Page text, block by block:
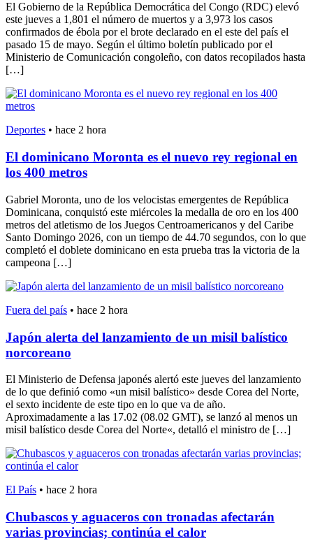
El Gobierno de la República Democrática del Congo (RDC) elevó
este jueves a 1,801 el número de muertos y a 3,973 los casos
confirmados de ébola por el brote declarado en el este del país el
pasado 15 de mayo. Según el último boletín publicado por el
Ministerio de Comunicación congoleño, con datos recopilados hasta
[…]
Deportes • hace 2 hora
El dominicano Moronta es el nuevo rey regional en
los 400 metros
Gabriel Moronta, uno de los velocistas emergentes de República
Dominicana, conquistó este miércoles la medalla de oro en los 400
metros del atletismo de los Juegos Centroamericanos y del Caribe
Santo Domingo 2026, con un tiempo de 44.70 segundos, con lo que
completó el doblete dominicano en esta prueba tras la victoria de la
campeona […]
Fuera del país • hace 2 hora
Japón alerta del lanzamiento de un misil balístico
norcoreano
El Ministerio de Defensa japonés alertó este jueves del lanzamiento
de lo que definió como «un misil balístico» desde Corea del Norte,
el sexto incidente de este tipo en lo que va de año.
Aproximadamente a las 17.02 (08.02 GMT), se lanzó al menos un
misil balístico desde Corea del Norte«, detalló el ministro de […]
El País • hace 2 hora
Chubascos y aguaceros con tronadas afectarán
varias provincias; continúa el calor